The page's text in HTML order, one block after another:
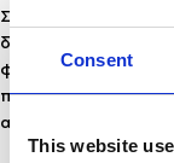
Consent
This website
Συνδυάζουν τον
δυναμικό σχέδιο
φινίρισμα
προσθέτει μια
απλότητα.